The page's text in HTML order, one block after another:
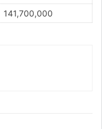
141,700,000